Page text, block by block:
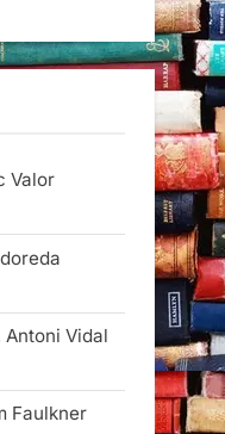
Valor
Vidal
Faulkner